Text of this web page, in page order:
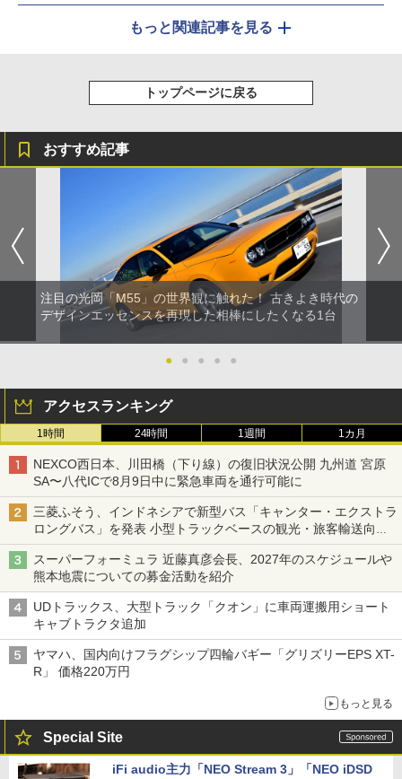
もっと関連記事を見る
トップページに戻る
おすすめ記事
注目の光岡「M55」の世界観に触れた！ 古きよき時代の
デザインエッセンスを再現した相棒にしたくなる1台
● ● ● ● ●
アクセスランキング
1時間 24時間 1週間 1カ月
NEXCO西日本、川田橋（下り線）の復旧状況公開 九州道 宮原
SA〜八代ICで8月9日中に緊急車両を通行可能に
三菱ふそう、インドネシアで新型バス「キャンター・エクストラ
ロングバス」を発表 小型トラックベースの観光・旅客輸送向け
バス
スーパーフォーミュラ 近藤真彦会長、2027年のスケジュールや
熊本地震についての募金活動を紹介
UDトラックス、大型トラック「クオン」に車両運搬用ショート
キャブトラクタ追加
ヤマハ、国内向けフラグシップ四輪バギー「グリズリーEPS XT-
R」 価格220万円
もっと見る
Special Site
iFi audio主力「NEO Stream 3」「NEO iDSD